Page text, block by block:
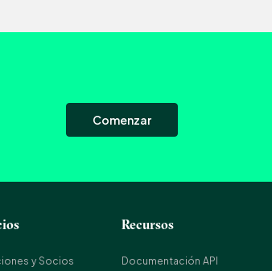
Comenzar
y Socios
Recursos
Documentación API